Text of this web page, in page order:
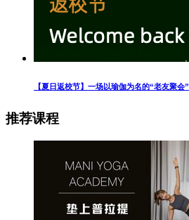
【夏日返校节】一场以瑜伽为名的“老友聚会”
推荐课程